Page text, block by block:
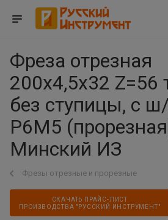
Фреза отрезная
200х4,5х32 Z=56
без ступицы, с
Р6М5
Минский ИЗ
Фрезы отрезные и прорезные
СКАЧАТЬ ПРАЙС-ЛИСТ
ПРОИЗВОДСТВА "РУССКИЙ ИНСТРУМЕНТ"